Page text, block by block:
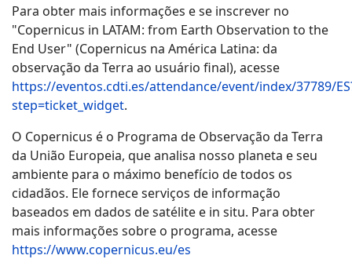
Para obter mais informações e se inscrever no
"Copernicus in LATAM: from Earth Observation to the
End User" (Copernicus na América Latina: da
observação da Terra ao usuário final), acesse
https://eventos.cdti.es/attendance/event/index/37789/
step=ticket_widget.
O Copernicus é o Programa de Observação da Terra
da União Europeia, que analisa nosso planeta e seu
ambiente para o máximo benefício de todos os
cidadãos. Ele fornece serviços de informação
baseados em dados de satélite e in situ. Para obter
mais informações sobre o programa, acesse
https://www.copernicus.eu/es